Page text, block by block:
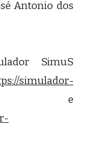
Antonio dos
SimuS
simulador-